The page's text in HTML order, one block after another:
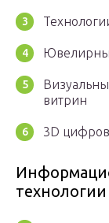
витрин
3D
технологии